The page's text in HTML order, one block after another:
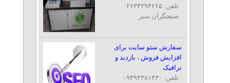
صنعتگران سبز
تلفن: ۰۲۶۳۴۲۹۴۲۶۵
سفارش سئو سایت برای
افزایش فروش ، بازدید و
ترافیک
تلفن: ۰۹۳۹۴۳۸۱۴۳۰